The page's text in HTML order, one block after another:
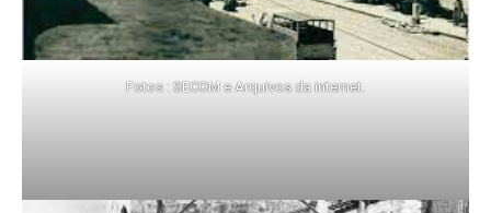
Fotos : SECOM e Arquivos da internet.